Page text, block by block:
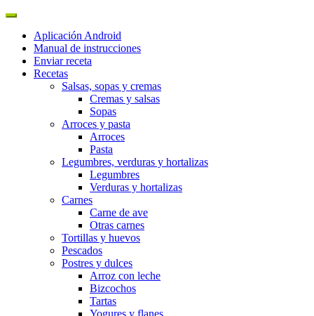
Aplicación Android
Manual de instrucciones
Enviar receta
Recetas
Salsas, sopas y cremas
Cremas y salsas
Sopas
Arroces y pasta
Arroces
Pasta
Legumbres, verduras y hortalizas
Legumbres
Verduras y hortalizas
Carnes
Carne de ave
Otras carnes
Tortillas y huevos
Pescados
Postres y dulces
Arroz con leche
Bizcochos
Tartas
Yogures y flanes